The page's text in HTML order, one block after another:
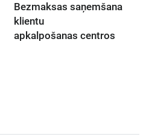
Bezmaksas saņemšana
klientu
apkalpošanas centros